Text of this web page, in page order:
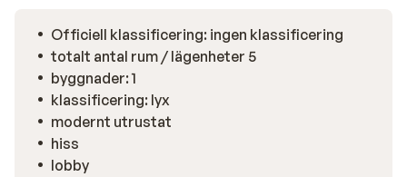
Officiell klassificering: ingen klassificering
totalt antal rum / lägenheter 5
byggnader: 1
klassificering: lyx
modernt utrustat
hiss
lobby